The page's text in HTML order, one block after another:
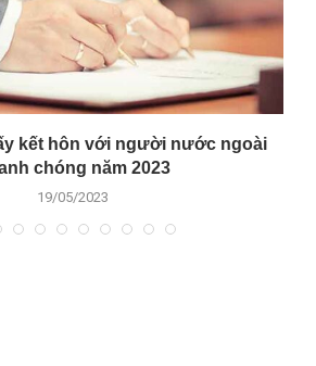
kết hôn với người nước ngoài
chóng năm 2023
19/05/2023